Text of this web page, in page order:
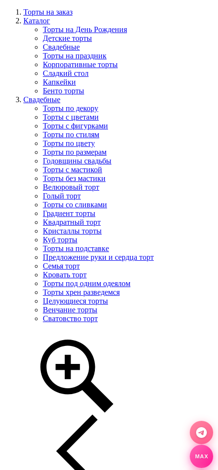
Торты на заказ
Каталог
Торты на День Рождения
Детские торты
Свадебные
Торты на праздник
Корпоративные торты
Сладкий стол
Капкейки
Бенто торты
Свадебные
Торты по декору
Торты с цветами
Торты с фигурками
Торты по стилям
Торты по цвету
Торты по размерам
Годовщины свадьбы
Торты с мастикой
Торты без мастики
Велюровый торт
Голый торт
Торты со сливками
Градиент торты
Квадратный торт
Кристаллы торты
Куб торты
Торты на подставке
Предложение руки и сердца торт
Семья торт
Кровать торт
Торты под одним одеялом
Торты хрен разведемся
Целующиеся торты
Венчание торты
Сватовство торт
MAX